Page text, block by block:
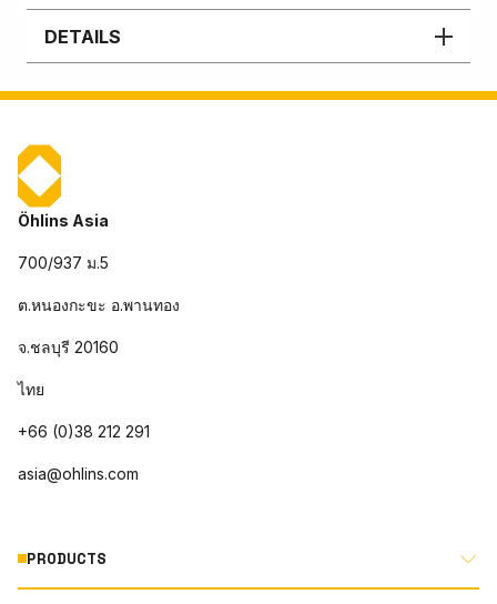
DETAILS
Öhlins Asia
700/937 ม.5
ต.หนองกะขะ อ.พานทอง
จ.ชลบุรี 20160
ไทย
+66 (0)38 212 291
asia@ohlins.com
PRODUCTS